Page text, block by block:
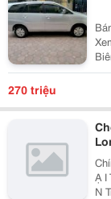
270 triệu
Ạ I
N